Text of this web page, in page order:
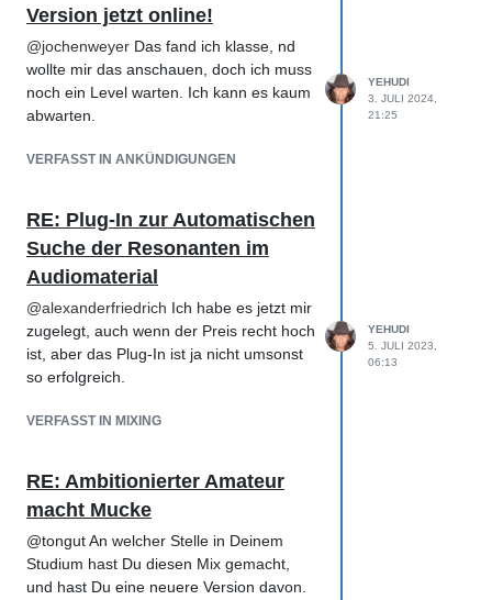
Version jetzt online!
@jochenweyer Das fand ich klasse, nd
wollte mir das anschauen, doch ich muss
noch ein Level warten. Ich kann es kaum
abwarten.
VERFASST IN ANKÜNDIGUNGEN
YEHUDI
3. JULI 2024,
21:25
RE: Plug-In zur Automatischen
Suche der Resonanten im
Audiomaterial
@alexanderfriedrich Ich habe es jetzt mir
zugelegt, auch wenn der Preis recht hoch
ist, aber das Plug-In ist ja nicht umsonst
so erfolgreich.
VERFASST IN MIXING
YEHUDI
5. JULI 2023,
06:13
RE: Ambitionierter Amateur
macht Mucke
@tongut An welcher Stelle in Deinem
Studium hast Du diesen Mix gemacht,
und hast Du eine neuere Version davon.